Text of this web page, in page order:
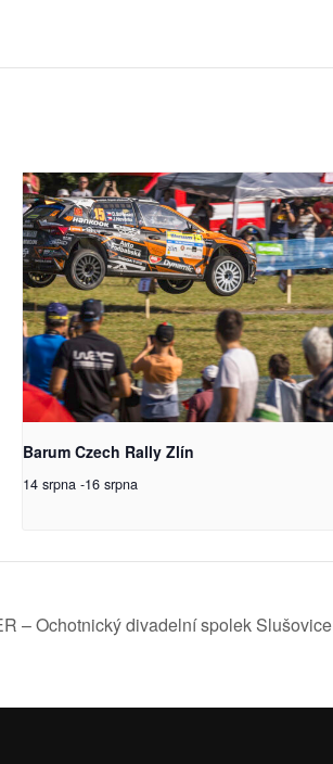
Barum Czech Rally Zlín
14 srpna -16 srpna
– Ochotnický divadelní spolek Slušovice